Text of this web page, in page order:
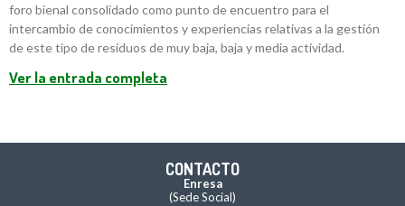
foro bienal consolidado como punto de encuentro para el
intercambio de conocimientos y experiencias relativas a la gestión
de este tipo de residuos de muy baja, baja y media actividad.
Ver la entrada completa
CONTACTO
Enresa
(Sede Social)